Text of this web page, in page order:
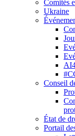
Comités
Ukraine
Conseil
État de
Portail